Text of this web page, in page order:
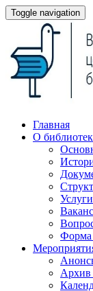
Toggle navigation
Главная
О
Услуги
Форма
Архив